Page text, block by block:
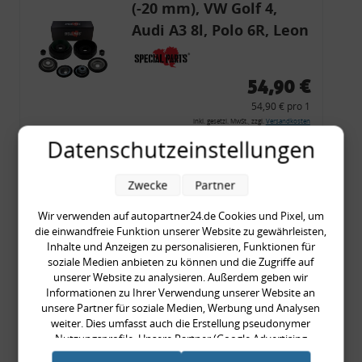
(-20 mm), VW Golf 4,
Audi A3 8l, Polo 6R, Leon
54,90 €
54,90 € pro 1
inkl. gesetzl. MwSt., zzgl. Versandkosten
Merkzettel
Zum Artikel
Rückleuchtenband mit
Blinker, rot, US-Ecken,
Audi 80 Cabrio, Typ 89,
OE-Nr.: 8G0945225 +
8G0945225C
999,99 €
Datenschutzeinstellungen
Wir verwenden auf autopartner24.de Cookies und Pixel, um
die einwandfreie Funktion unserer Website zu gewährleisten,
Inhalte und Anzeigen zu personalisieren, Funktionen für
soziale Medien anbieten zu können und die Zugriffe auf
unserer Website zu analysieren. Außerdem geben wir
Informationen zu Ihrer Verwendung unserer Website an
unsere Partner für soziale Medien, Werbung und Analysen
weiter. Dies umfasst auch die Erstellung pseudonymer
Nutzungsprofile. Unsere Partner (Google Advertising
Products) führen diese Informationen möglicherweise mit
Zwecke Partner